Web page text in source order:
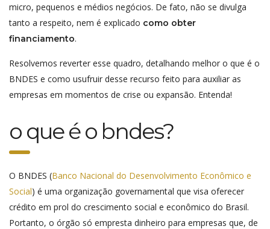
micro, pequenos e médios negócios. De fato, não se divulga
tanto a respeito, nem é explicado como obter
financiamento.
Resolvemos reverter esse quadro, detalhando melhor o que é o
BNDES e como usufruir desse recurso feito para auxiliar as
empresas em momentos de crise ou expansão. Entenda!
o que é o bndes?
O BNDES (Banco Nacional do Desenvolvimento Econômico e
Social) é uma organização governamental que visa oferecer
crédito em prol do crescimento social e econômico do Brasil.
Portanto, o órgão só empresta dinheiro para empresas que, de